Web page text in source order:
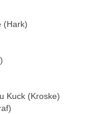
(Hark)
Kuck (Kroske)